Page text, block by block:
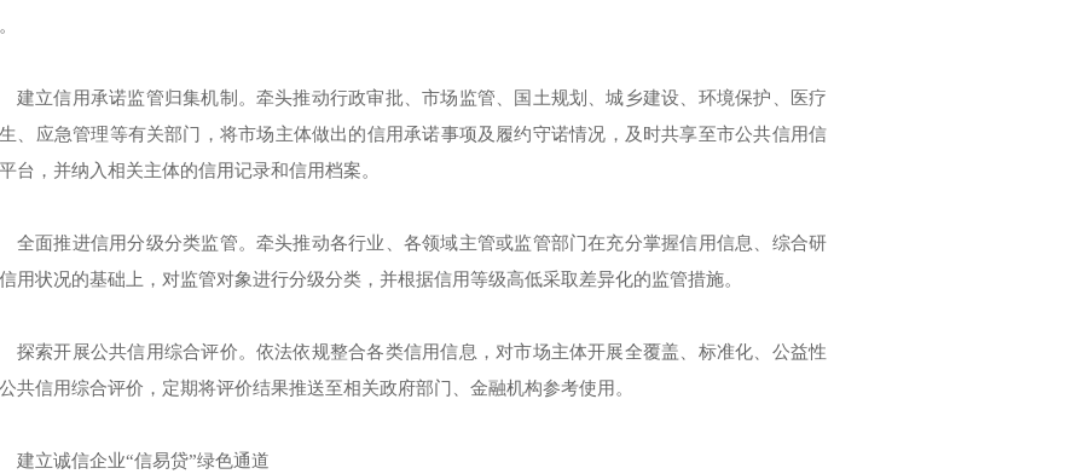
建立信用承诺监管归集机制。牵头推动行政审批、市场监管、国土规划、城乡建设、环境保护、医疗
、应急管理等有关部门，将市场主体做出的信用承诺事项及履约守诺情况，及时共享至市公共信用信
台，并纳入相关主体的信用记录和信用档案。
全面推进信用分级分类监管。牵头推动各行业、各领域主管或监管部门在充分掌握信用信息、综合研
用状况的基础上，对监管对象进行分级分类，并根据信用等级高低采取差异化的监管措施。
探索开展公共信用综合评价。依法依规整合各类信用信息，对市场主体开展全覆盖、标准化、公益性
共信用综合评价，定期将评价结果推送至相关政府部门、金融机构参考使用。
建立诚信企业“信易贷”绿色通道